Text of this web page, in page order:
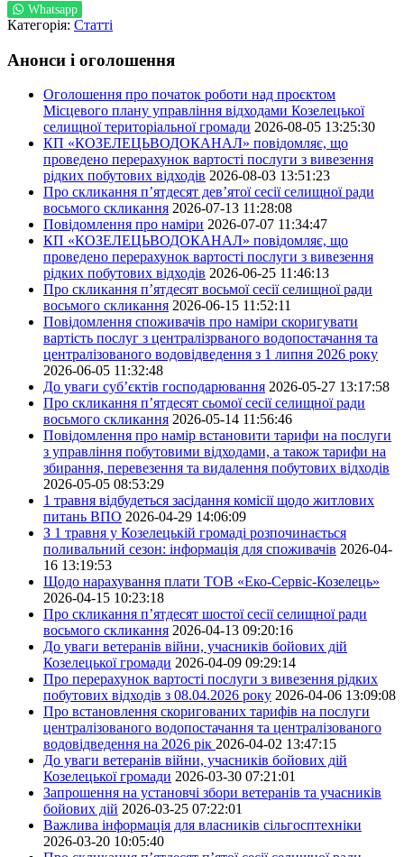
Whatsapp
Категорія: Статті
Анонси і оголошення
Оголошення про початок роботи над проєктом
Місцевого плану управління відходами Козелецької
селищної територіальної громади 2026-08-05 13:25:30
КП «КОЗЕЛЕЦЬВОДОКАНАЛ» повідомляє, що
проведено перерахунок вартості послуги з вивезення
рідких побутових відходів 2026-08-03 13:51:23
Про скликання п’ятдесят дев’ятої сесії селищної ради
восьмого скликання 2026-07-13 11:28:08
Повідомлення про наміри 2026-07-07 11:34:47
КП «КОЗЕЛЕЦЬВОДОКАНАЛ» повідомляє, що
проведено перерахунок вартості послуги з вивезення
рідких побутових відходів 2026-06-25 11:46:13
Про скликання п’ятдесят восьмої сесії селищної ради
восьмого скликання 2026-06-15 11:52:11
Повідомлення споживачів про наміри скоригувати
вартість послуг з централізрваного водопостачання та
централізованого водовідведення з 1 липня 2026 року
2026-06-05 11:32:48
До уваги суб’єктів господарювання 2026-05-27 13:17:58
Про скликання п’ятдесят сьомої сесії селищної ради
восьмого скликання 2026-05-14 11:56:46
Повідомлення про намір встановити тарифи на послуги
з управління побутовими відходами, а також тарифи на
збирання, перевезення та видалення побутових відходів
2026-05-05 08:53:29
1 травня відбудеться засідання комісії щодо житлових
питань ВПО 2026-04-29 14:06:09
З 1 травня у Козелецькій громаді розпочинається
поливальний сезон: інформація для споживачів 2026-04-
16 13:19:53
Щодо нарахування плати ТОВ «Еко-Сервіс-Козелець»
2026-04-15 10:23:18
Про скликання п’ятдесят шостої сесії селищної ради
восьмого скликання 2026-04-13 09:20:16
До уваги ветеранів війни, учасників бойових дій
Козелецької громади 2026-04-09 09:29:14
Про перерахунок вартості послуги з вивезення рідких
побутових відходів з 08.04.2026 року 2026-04-06 13:09:08
Про встановлення скоригованих тарифів на послуги
централізованого водопостачання та централізованого
водовідведення на 2026 рік 2026-04-02 13:47:15
До уваги ветеранів війни, учасників бойових дій
Козелецької громади 2026-03-30 07:21:01
Запрошення на установчі збори ветеранів та учасників
бойових дій 2026-03-25 07:22:01
Важлива інформація для власників сільгосптехніки
2026-03-20 10:05:40